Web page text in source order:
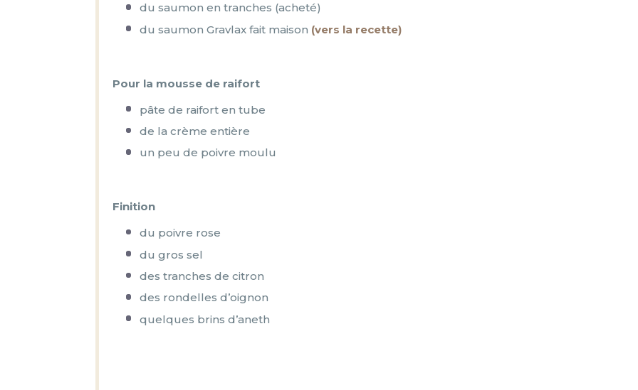
du saumon en tranches (acheté)
du saumon Gravlax fait maison (vers la recette)
Pour la mousse de raifort
pâte de raifort en tube
de la crème entière
un peu de poivre moulu
Finition
du poivre rose
du gros sel
des tranches de citron
des rondelles d’oignon
quelques brins d’aneth